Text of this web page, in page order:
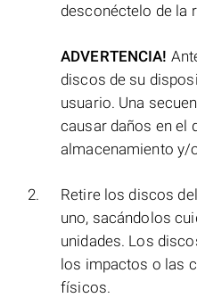
desconéctelo de la
ADVERTENCIA!
discos de su
usuario. Una
causar daños en el
almacenamiento y/
Retire los discos
uno, sacándolos
unidades. Los
los impactos o las
físicos.